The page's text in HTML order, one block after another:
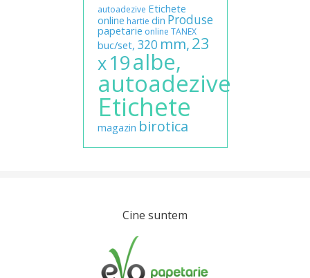
autoadezive Etichete
online hartie din Produse
papetarie online TANEX
buc/set, 320 mm,23
x19albe,
autoadezive
Etichete
magazin birotica
Cine suntem